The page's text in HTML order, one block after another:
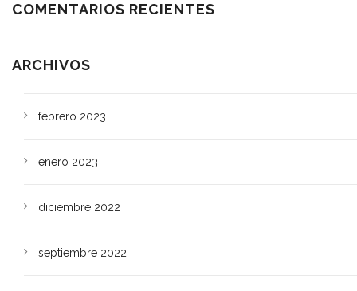
COMENTARIOS RECIENTES
ARCHIVOS
febrero 2023
enero 2023
diciembre 2022
septiembre 2022